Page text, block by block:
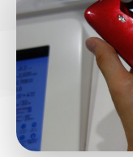
スマホ
セール情報 スマー
回線
ガイド